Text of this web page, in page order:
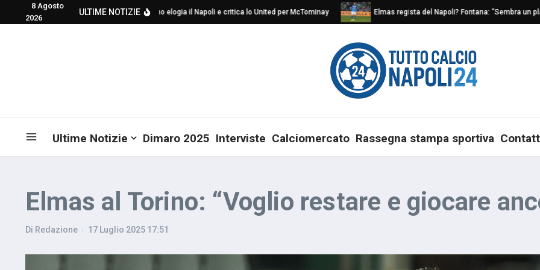
Salta al contenuto
8 Agosto
2026
ULTIME NOTIZIEMourinho elogia il Napoli e critica lo United per McTominay Elmas regista del Napoli? Fontana: “Sembra un play
Ultime Notizie Dimaro 2025 Interviste Calciomercato Rassegna stampa sportiva
Elmas al Torino: “Voglio restare e giocare
Di Redazione 17 Luglio 2025 17:51